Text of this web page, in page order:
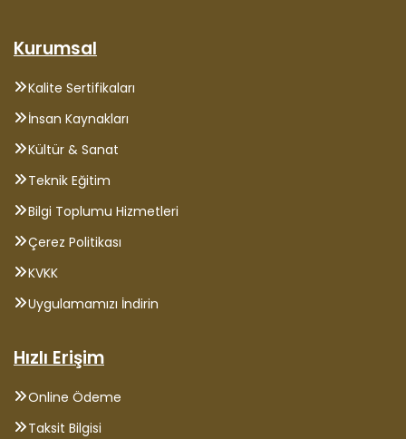
Kurumsal
Kalite Sertifikaları
İnsan Kaynakları
Kültür & Sanat
Teknik Eğitim
Bilgi Toplumu Hizmetleri
Çerez Politikası
KVKK
Uygulamamızı İndirin
Hızlı Erişim
Online Ödeme
Taksit Bilgisi